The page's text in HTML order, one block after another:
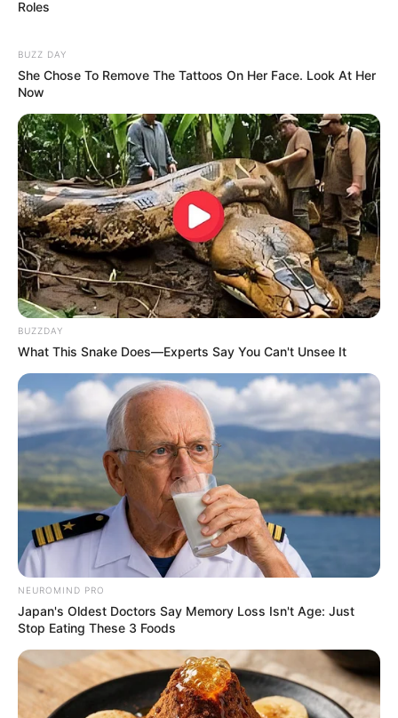
Hierzu gehören Wolkenkratzer, Parkanlagen, Museen und
Strände.
Impressionen von Urlaubsregionen außerhalb
Deutschlands:
Schweiz
Gran Canaria
Kuba
Dominikanische Republik
Singapur
Malaysia
Thailand
Hier gibt es
Tipps für das Management von Reisen und
Dienstreisen
und Tipps für die Eröffnung eines
Reisebüros.
Das Beste zum Schluss
Roles
BUZZ DAY
She Chose To Remove The Tattoos On Her Face. Look At Her
Now
BUZZDAY
What This Snake Does—Experts Say You Can't Unsee It
NEUROMIND PRO
Japan's Oldest Doctors Say Memory Loss Isn't Age: Just
Stop Eating These 3 Foods